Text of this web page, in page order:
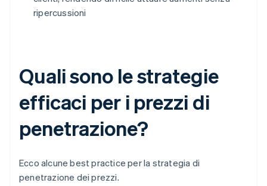
ripercussioni
Quali sono le strategie
efficaci per i prezzi di
penetrazione?
Ecco alcune best practice per la strategia di
penetrazione dei prezzi.